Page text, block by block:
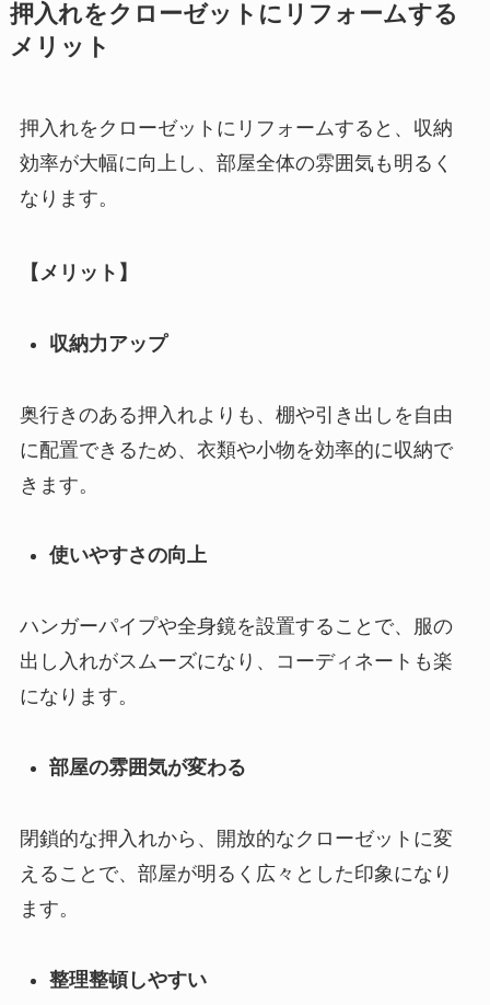
押入れをクローゼットにリフォームする
メリット
押入れをクローゼットにリフォームすると、収納
効率が大幅に向上し、部屋全体の雰囲気も明るく
なります。
【メリット】
収納力アップ
奥行きのある押入れよりも、棚や引き出しを自由
に配置できるため、衣類や小物を効率的に収納で
きます。
使いやすさの向上
ハンガーパイプや全身鏡を設置することで、服の
出し入れがスムーズになり、コーディネートも楽
になります。
部屋の雰囲気が変わる
閉鎖的な押入れから、開放的なクローゼットに変
えることで、部屋が明るく広々とした印象になり
ます。
整理整頓しやすい